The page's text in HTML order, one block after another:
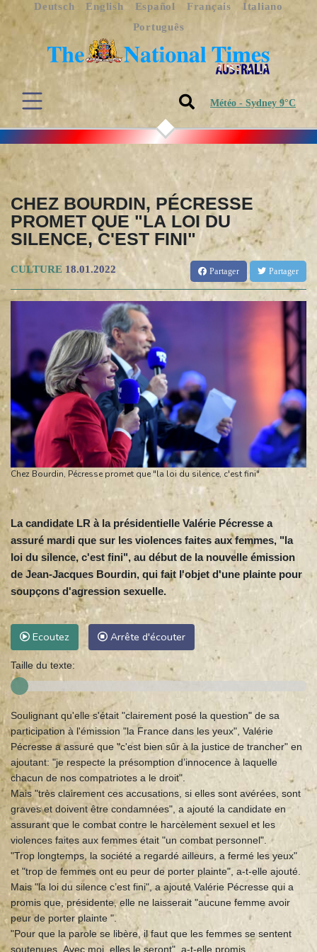
Deutsch English Español Français
Italiano
Português
Météo - Sydney 9°C
CHEZ BOURDIN, PÉCRESSE
PROMET QUE "LA LOI DU
SILENCE, C'EST FINI"
CULTURE 18.01.2022 Partager Partager
Chez Bourdin, Pécresse promet que "la loi du silence, c'est fini"
La candidate LR à la présidentielle Valérie Pécresse a
assuré mardi que sur les violences faites aux femmes, "la
loi du silence, c'est fini", au début de la nouvelle émission
de Jean-Jacques Bourdin, qui fait l'objet d'une plainte pour
soupçons d'agression sexuelle.
Ecoutez Arrête d'écouter
Taille du texte:
Soulignant qu'elle s'était "clairement posé la question" de sa
participation à l'émission "la France dans les yeux", Valérie
Pécresse a assuré que "c'est bien sûr à la justice de trancher" en
ajoutant: "je respecte la présomption d’innocence à laquelle
chacun de nos compatriotes a le droit".
Mais "très clairement ces accusations, si elles sont avérées, sont
graves et doivent être condamnées", a ajouté la candidate en
assurant que le combat contre le harcèlement sexuel et les
violences faites aux femmes était "un combat personnel".
"Trop longtemps, la société a regardé ailleurs, a fermé les yeux"
et "trop de femmes ont eu peur de porter plainte", a-t-elle ajouté.
Mais "la loi du silence c’est fini", a ajouté Valérie Pécresse qui a
promis que, présidente, elle ne laisserait "aucune femme avoir
peur de porter plainte ".
"Pour que la parole se libère, il faut que les femmes se sentent
soutenues. Avec moi, elles le seront", a-t-elle promis.